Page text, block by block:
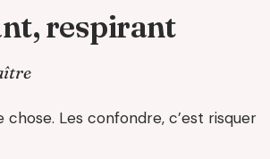
respirant
Les confondre, c’est risquer